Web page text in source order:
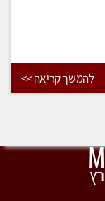
להמשך קריאה >>